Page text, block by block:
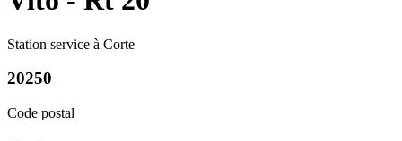
Station service à Corte
20250
Code postal